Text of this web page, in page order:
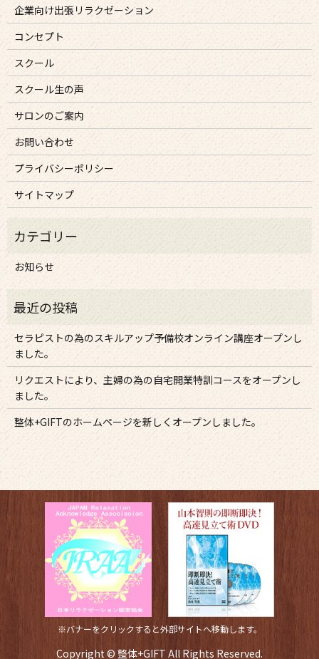
企業向け出張リラクゼーション
コンセプト
スクール
スクール生の声
サロンのご案内
お問い合わせ
プライバシーポリシー
サイトマップ
お知らせ
セラピストの為のスキルアップ予備校オンライン講座オープンし
ました。
リクエストにより、主婦の為の自宅開業特訓コースをオープンし
ました。
整体+GIFTのホームページを新しくオープンしました。
※バナーをクリックすると外部サイトへ移動します。
Copyright © 整体+GIFT All Rights Reserved.